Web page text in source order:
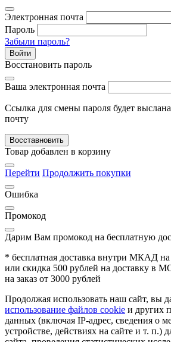
Электронная почта
Пароль
Забыли пароль?
Войти
Восстановить пароль
Ваша электронная почта
Ссылка для смены пароля будет
почту
Восставновить
Товар добавлен в корзину
Перейти Продолжить покупки
Ошибка
Промокод
Дарим Вам промокод на бесплатную
* бесплатная доставка внутри МКАД на
или скидка 500 рублей на доставку в
на заказ от 3000 рублей
Продолжая использовать наш сайт, вы
использование файлов cookie и других
данных (включая IP-адрес, сведения о
устройстве, действиях на сайте и т. п.)